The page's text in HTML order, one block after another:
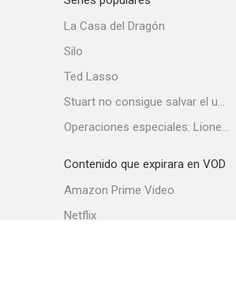
La Casa del Dragón
Silo
Ted Lasso
Stuart no consigue salvar el universo
Operaciones especiales: Lioness
Contenido que expirara en VOD
Amazon Prime Video
Netflix